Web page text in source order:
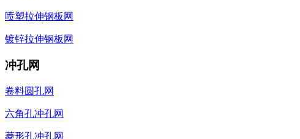
喷塑拉伸钢板网
镀锌拉伸钢板网
冲孔网
卷料圆孔网
六角孔冲孔网
菱形孔冲孔网